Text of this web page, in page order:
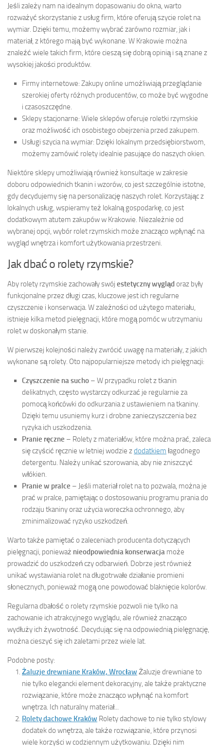
Jeśli zależy nam na idealnym dopasowaniu do okna, warto
rozważyć skorzystanie z usług firm, które oferują szycie rolet na
wymiar. Dzięki temu, możemy wybrać zarówno rozmiar, jak i
materiał, z którego mają być wykonane. W Krakowie można
znaleźć wiele takich firm, które cieszą się dobrą opinią i są znane z
wysokiej jakości produktów.
Firmy internetowe: Zakupy online umożliwiają przeglądanie
szerokiej oferty różnych producentów, co może być wygodne
i czasoszczędne.
Sklepy stacjonarne: Wiele sklepów oferuje roletki rzymskie
oraz możliwość ich osobistego obejrzenia przed zakupem.
Usługi szycia na wymiar: Dzięki lokalnym przedsiębiorstwom,
możemy zamówić rolety idealnie pasujące do naszych okien.
Niektóre sklepy umożliwiają również konsultacje w zakresie
doboru odpowiednich tkanin i wzorów, co jest szczególnie istotne,
gdy decydujemy się na personalizację naszych rolet. Korzystając z
lokalnych usług, wspieramy też lokalną gospodarkę, co jest
dodatkowym atutem zakupów w Krakowie. Niezależnie od
wybranej opcji, wybór rolet rzymskich może znacząco wpłynąć na
wygląd wnętrza i komfort użytkowania przestrzeni.
Jak dbać o rolety rzymskie?
Aby rolety rzymskie zachowały swój estetyczny wygląd oraz były
funkcjonalne przez długi czas, kluczowe jest ich regularne
czyszczenie i konserwacja. W zależności od użytego materiału,
istnieje kilka metod pielęgnacji, które mogą pomóc w utrzymaniu
rolet w doskonałym stanie.
W pierwszej kolejności należy zwrócić uwagę na materiały, z jakich
wykonane są rolety. Oto najpopularniejsze metody ich pielęgnacji:
Czyszczenie na sucho – W przypadku rolet z tkanin
delikatnych, często wystarczy odkurzać je regularnie za
pomocą końcówki do odkurzania z ustawieniem na tkaniny.
Dzięki temu usuniemy kurz i drobne zanieczyszczenia bez
ryzyka ich uszkodzenia.
Pranie ręczne – Rolety z materiałów, które można prać, zaleca
się czyścić ręcznie w letniej wodzie zdodatkiem łagodnego
detergentu. Należy unikać szorowania, aby nie zniszczyć
włókien.
Pranie w pralce – Jeśli materiał rolet na to pozwala, można je
prać w pralce, pamiętając o dostosowaniu programu prania do
rodzaju tkaniny oraz użycia woreczka ochronnego, aby
zminimalizować ryzyko uszkodzeń.
Warto także pamiętać o zaleceniach producenta dotyczących
pielęgnacji, ponieważ nieodpowiednia konserwacja może
prowadzić do uszkodzeń czy odbarwień. Dobrze jest również
unikać wystawiania rolet na długotrwałe działanie promieni
słonecznych, ponieważ mogą one powodować blaknięcie kolorów.
Regularna dbałość o rolety rzymskie pozwoli nie tylko na
zachowanie ich atrakcyjnego wyglądu, ale również znacząco
wydłuży ich żywotność. Decydując się na odpowiednią pielęgnację,
można cieszyć się ich zaletami przez wiele lat.
Podobne posty:
Żaluzje drewniane Kraków, Wrocław Żaluzje drewniane to
nie tylko elegancki element dekoracyjny, ale także praktyczne
rozwiązanie, które może znacząco wpłynąć na komfort
wnętrza. Ich naturalny materiał...
Rolety dachowe Kraków Rolety dachowe to nie tylko stylowy
dodatek do wnętrza, ale także rozwiązanie, które przynosi
wiele korzyści w codziennym użytkowaniu. Dzięki nim